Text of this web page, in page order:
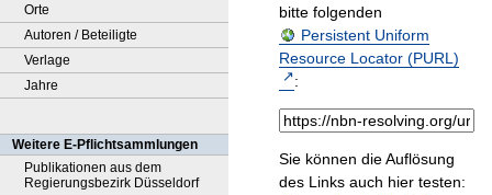
Orte
Autoren / Beteiligte
Verlage
Jahre
Weitere E-Pflichtsammlungen
Publikationen aus dem
Regierungsbezirk Düsseldorf
bitte folgenden
Persistent Uniform
Resource Locator (PURL)
:
Sie können die Auflösung
des Links auch hier testen: